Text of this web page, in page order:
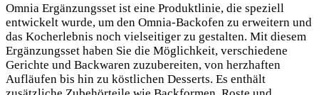
Omnia Ergänzungsset ist eine Produktlinie, die speziell
entwickelt wurde, um den Omnia-Backofen zu erweitern und
das Kocherlebnis noch vielseitiger zu gestalten. Mit diesem
Ergänzungsset haben Sie die Möglichkeit, verschiedene
Gerichte und Backwaren zuzubereiten, von herzhaften
Aufläufen bis hin zu köstlichen Desserts. Es enthält